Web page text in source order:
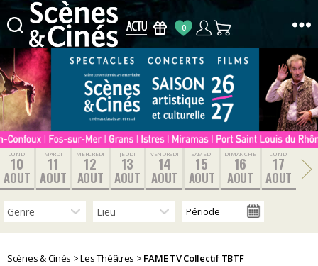
Scènes
Cinés
0
LUNDI
10
AOUT
MARDI
11
AOUT
MERCREDI
12
AOUT
JEUDI
13
AOUT
VENDREDI
14
AOUT
SAMEDI
15
AOUT
DIMANCHE
16
AOUT
LUNDI
17
AOUT
Scènes & Cinés >Les Théâtres > FAME TV Collectif TBTF